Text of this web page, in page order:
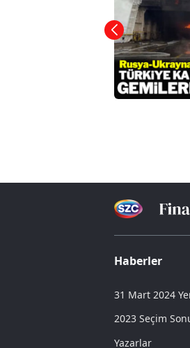
Haberler
31 Mart 2024
2023 Seçim
Yazarlar